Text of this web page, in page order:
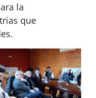
la
que